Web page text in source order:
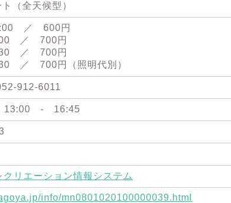
全天候型）
／ 600円
／ 700円
／ 700円
／ 700円（照明代別）
912-6011
- 16:45
リエーション情報システム
info/mn0801020100000039.html